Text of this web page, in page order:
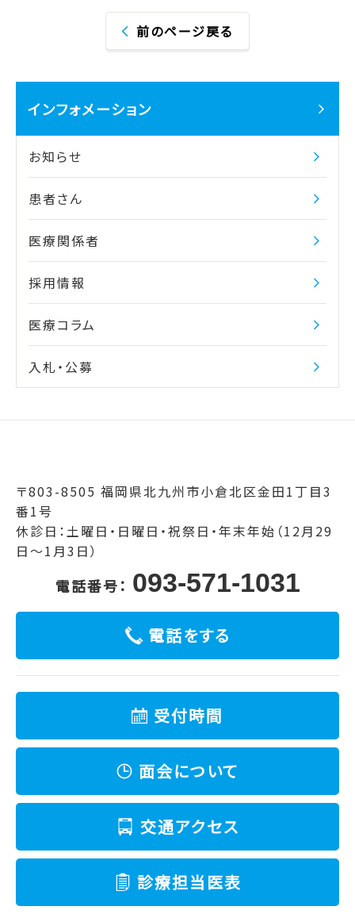
前のページ戻る
インフォメーション
お知らせ
患者さん
医療関係者
採用情報
医療コラム
入札・公募
〒803-8505 福岡県北九州市小倉北区金田1丁目3
番1号
休診日：土曜日・日曜日・祝祭日・年末年始（12月29
日～1月3日）
電話番号： 093-571-1031
電話をする
受付時間
面会について
交通アクセス
診療担当医表